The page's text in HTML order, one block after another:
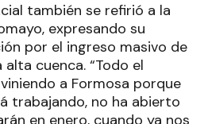
también se refirió a la
expresando su
por el ingreso masivo de
cuenca. “Todo el
a Formosa porque
trabajando, no ha abierto
en enero, cuando ya nos